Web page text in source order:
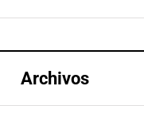
Archivos